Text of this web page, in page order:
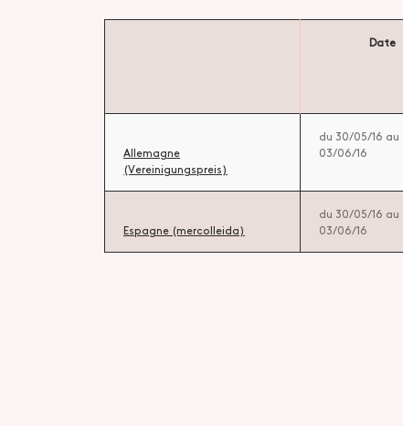
Date
Allemagne
(Vereinigungspreis)
du 30/05/16 au
03/06/16
Espagne (mercolleida)
du 30/05/16 au
03/06/16